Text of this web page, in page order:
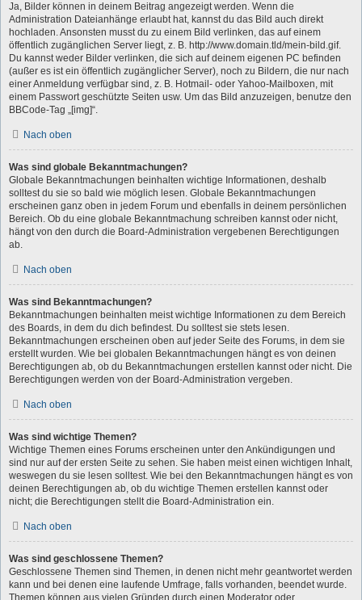
Ja, Bilder können in deinem Beitrag angezeigt werden. Wenn die
Administration Dateianhänge erlaubt hat, kannst du das Bild auch direkt
hochladen. Ansonsten musst du zu einem Bild verlinken, das auf einem
öffentlich zugänglichen Server liegt, z. B. http://www.domain.tld/mein-bild.gif.
Du kannst weder Bilder verlinken, die sich auf deinem eigenen PC befinden
(außer es ist ein öffentlich zugänglicher Server), noch zu Bildern, die nur nach
einer Anmeldung verfügbar sind, z. B. Hotmail- oder Yahoo-Mailboxen, mit
einem Passwort geschützte Seiten usw. Um das Bild anzuzeigen, benutze den
BBCode-Tag „[img]“.
Nach oben
Was sind globale Bekanntmachungen?
Globale Bekanntmachungen beinhalten wichtige Informationen, deshalb
solltest du sie so bald wie möglich lesen. Globale Bekanntmachungen
erscheinen ganz oben in jedem Forum und ebenfalls in deinem persönlichen
Bereich. Ob du eine globale Bekanntmachung schreiben kannst oder nicht,
hängt von den durch die Board-Administration vergebenen Berechtigungen
ab.
Nach oben
Was sind Bekanntmachungen?
Bekanntmachungen beinhalten meist wichtige Informationen zu dem Bereich
des Boards, in dem du dich befindest. Du solltest sie stets lesen.
Bekanntmachungen erscheinen oben auf jeder Seite des Forums, in dem sie
erstellt wurden. Wie bei globalen Bekanntmachungen hängt es von deinen
Berechtigungen ab, ob du Bekanntmachungen erstellen kannst oder nicht. Die
Berechtigungen werden von der Board-Administration vergeben.
Nach oben
Was sind wichtige Themen?
Wichtige Themen eines Forums erscheinen unter den Ankündigungen und
sind nur auf der ersten Seite zu sehen. Sie haben meist einen wichtigen Inhalt,
weswegen du sie lesen solltest. Wie bei den Bekanntmachungen hängt es von
deinen Berechtigungen ab, ob du wichtige Themen erstellen kannst oder
nicht; die Berechtigungen stellt die Board-Administration ein.
Nach oben
Was sind geschlossene Themen?
Geschlossene Themen sind Themen, in denen nicht mehr geantwortet werden
kann und bei denen eine laufende Umfrage, falls vorhanden, beendet wurde.
Themen können aus vielen Gründen durch einen Moderator oder